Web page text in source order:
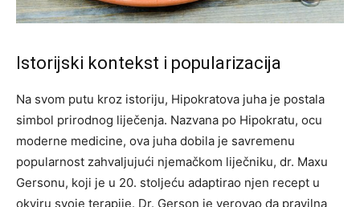
Istorijski kontekst i popularizacija
Na svom putu kroz istoriju, Hipokratova juha je postala
simbol prirodnog liječenja. Nazvana po Hipokratu, ocu
moderne medicine, ova juha dobila je savremenu
popularnost zahvaljujući njemačkom liječniku, dr. Maxu
Gersonu, koji je u 20. stoljeću adaptirao njen recept u
okviru svoje terapije. Dr. Gerson je verovao da pravilna